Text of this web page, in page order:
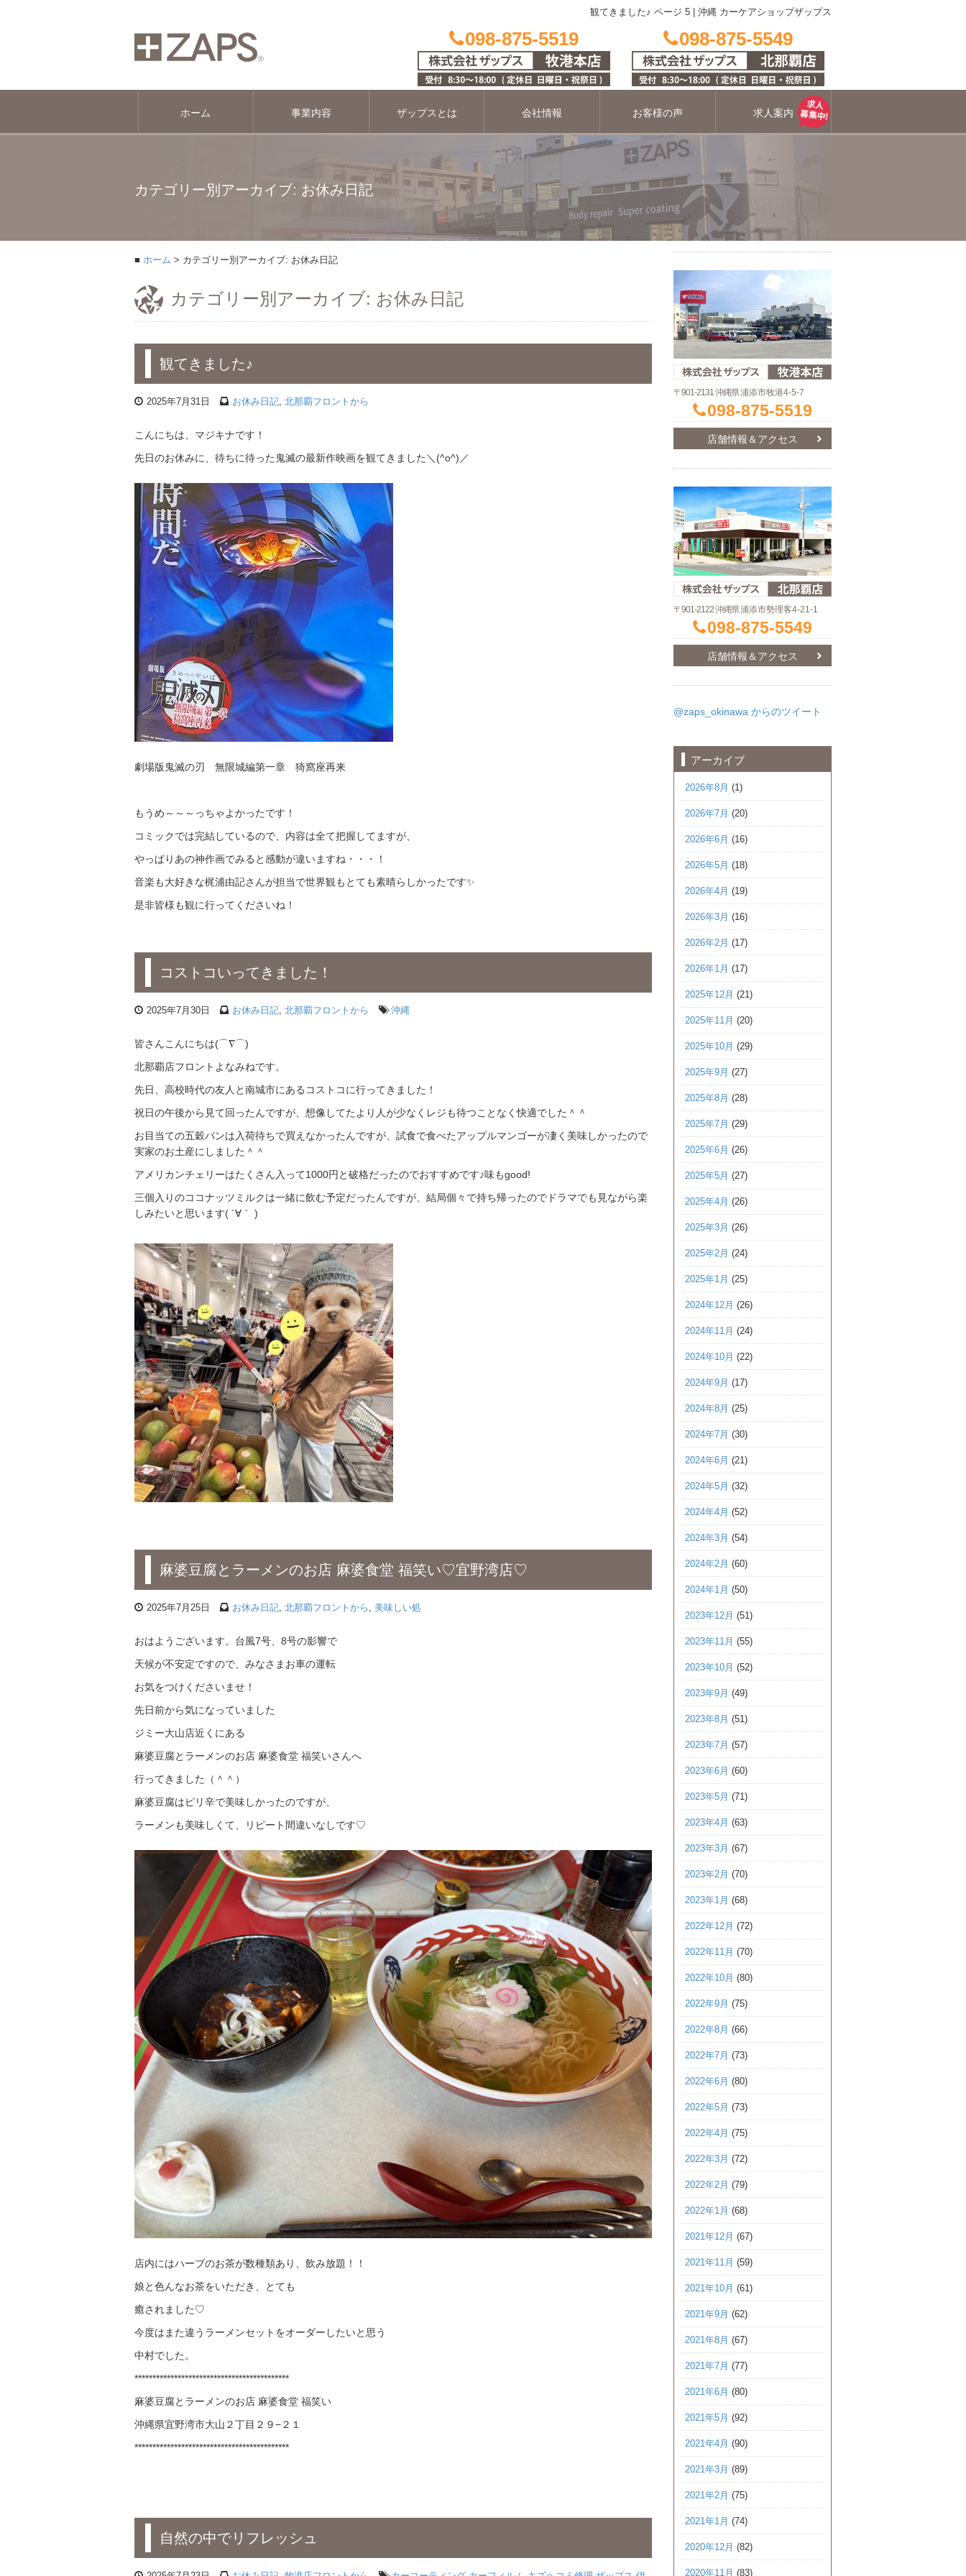
観てきました♪ ページ 5 | 沖縄 カーケアショップザップス
098-875-5519 098-875-5549
ホーム 事業内容 ザップスとは 会社情報 お客様の声 求人案内
カテゴリー別アーカイブ: お休み日記
ホーム カテゴリー別アーカイブ: お休み日記
カテゴリー別アーカイブ: お休み日記
観てきました♪
2025年7月31日 お休み日記, 北那覇フロントから
こんにちは、マジキナです！
先日のお休みに、待ちに待った鬼滅の最新作映画を観てきました＼(^o^)／
劇場版鬼滅の刃 無限城編第一章 猗窩座再来
もうめ～～～っちゃよかったです！
コミックでは完結しているので、内容は全て把握してますが、
やっぱりあの神作画でみると感動が違いますね・・・！
音楽も大好きな梶浦由記さんが担当で世界観もとても素晴らしかったです✨
是非皆様も観に行ってくださいね！
コストコいってきました！
2025年7月30日 お休み日記, 北那覇フロントから 沖縄
皆さんこんにちは(⌒∇⌒)
北那覇店フロントよなみねです。
先日、高校時代の友人と南城市にあるコストコに行ってきました！
祝日の午後から見て回ったんですが、想像してたより人が少なくレジも待つことなく快適でした＾＾
お目当ての五穀パンは入荷待ちで買えなかったんですが、試食で食べたアップルマンゴーが凄く美味しかったので
実家のお土産にしました＾＾
アメリカンチェリーはたくさん入って1000円と破格だったのでおすすめです♪味もgood!
三個入りのココナッツミルクは一緒に飲む予定だったんですが、結局個々で持ち帰ったのでドラマでも見ながら楽
しみたいと思います( ´∀｀ )
麻婆豆腐とラーメンのお店 麻婆食堂 福笑い♡宜野湾店♡
2025年7月25日 お休み日記, 北那覇フロントから , 美味しい処
おはようございます。台風7号、8号の影響で
天候が不安定ですので、みなさまお車の運転
お気をつけくださいませ！
先日前から気になっていました
ジミー大山店近くにある
麻婆豆腐とラーメンのお店 麻婆食堂 福笑いさんへ
行ってきました（＾＾）
麻婆豆腐はピリ辛で美味しかったのですが、
ラーメンも美味しくて、リピート間違いなしです♡
店内にはハーブのお茶が数種類あり、飲み放題！！
娘と色んなお茶をいただき、とても
癒されました♡
今度はまた違うラーメンセットをオーダーしたいと思う
中村でした。
*******************************************
麻婆豆腐とラーメンのお店 麻婆食堂 福笑い
沖縄県宜野湾市大山２丁目２９−２１
*******************************************
自然の中でリフレッシュ
〒901-2131 沖縄県浦添市牧港4-5-7
098-875-5519
店舗情報＆アクセス
〒901-2122 沖縄県浦添市勢理客4-21-1
098-875-5549
店舗情報＆アクセス
@zaps_okinawa からのツイート
アーカイブ
2026年8月 (1)
2026年7月 (20)
2026年6月 (16)
2026年5月 (18)
2026年4月 (19)
2026年3月 (16)
2026年2月 (17)
2026年1月 (17)
2025年12月 (21)
2025年11月 (20)
2025年10月 (29)
2025年9月 (27)
2025年8月 (28)
2025年7月 (29)
2025年6月 (26)
2025年5月 (27)
2025年4月 (26)
2025年3月 (26)
2025年2月 (24)
2025年1月 (25)
2024年12月 (26)
2024年11月 (24)
2024年10月 (22)
2024年9月 (17)
2024年8月 (25)
2024年7月 (30)
2024年6月 (21)
2024年5月 (32)
2024年4月 (52)
2024年3月 (54)
2024年2月 (60)
2024年1月 (50)
2023年12月 (51)
2023年11月 (55)
2023年10月 (52)
2023年9月 (49)
2023年8月 (51)
2023年7月 (57)
2023年6月 (60)
2023年5月 (71)
2023年4月 (63)
2023年3月 (67)
2023年2月 (70)
2023年1月 (68)
2022年12月 (72)
2022年11月 (70)
2022年10月 (80)
2022年9月 (75)
2022年8月 (66)
2022年7月 (73)
2022年6月 (80)
2022年5月 (73)
2022年4月 (75)
2022年3月 (72)
2022年2月 (79)
2022年1月 (68)
2021年12月 (67)
2021年11月 (59)
2021年10月 (61)
2021年9月 (62)
2021年8月 (67)
2021年7月 (77)
2021年6月 (80)
2021年5月 (92)
2021年4月 (90)
2021年3月 (89)
2021年2月 (75)
2021年1月 (74)
2020年12月 (82)
2020年11月 (83)